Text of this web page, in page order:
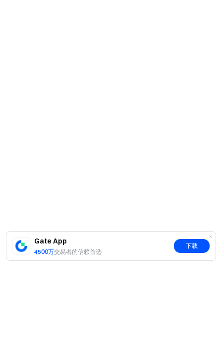
Gate App
4500万交易者的信赖首选
下载